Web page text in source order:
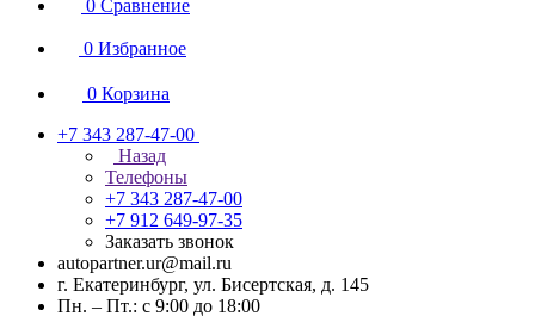
0 Сравнение
0 Избранное
0 Корзина
+7 343 287-47-00
Назад
Телефоны
+7 343 287-47-00
+7 912 649-97-35
Заказать звонок
autopartner.ur@mail.ru
г. Екатеринбург, ул. Бисертская, д. 145
Пн. – Пт.: с 9:00 до 18:00